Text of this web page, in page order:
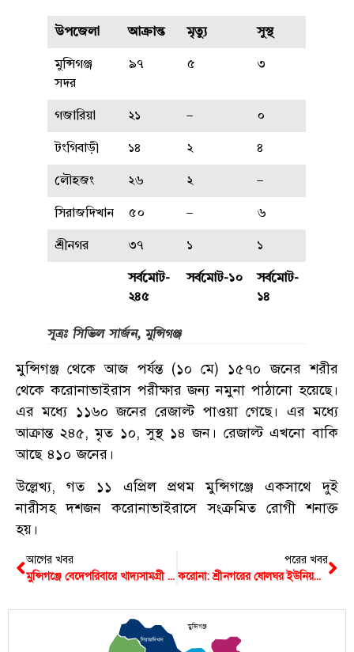
উপজেলা আক্রান্ত মৃত্যু সুস্থ
মুন্সিগঞ্জ
সদর
৯৭ ৫ ৩
গজারিয়া ২১ – ০
টংগিবাড়ী ১৪ ২ ৪
লৌহজং ২৬ ২ –
সিরাজদিখান ৫০ – ৬
শ্রীনগর ৩৭ ১ ১
সর্বমোট-
২৪৫
সর্বমোট-১০
সর্বমোট-
১৪
সূত্রঃ সিভিল সার্জন, মুন্সিগঞ্জ
মুন্সিগঞ্জ থেকে আজ পর্যন্ত (১০ মে) ১৫৭০ জনের শরীর
থেকে করোনাভাইরাস পরীক্ষার জন্য নমুনা পাঠানো হয়েছে।
এর মধ্যে ১১৬০ জনের রেজাল্ট পাওয়া গেছে। এর মধ্যে
আক্রান্ত ২৪৫, মৃত ১০, সুস্থ ১৪ জন। রেজাল্ট এখনো বাকি
আছে ৪১০ জনের।
উল্লেখ্য, গত ১১ এপ্রিল প্রথম মুন্সিগঞ্জে একসাথে দুই
নারীসহ দশজন করোনাভাইরাসে সংক্রমিত রোগী শনাক্ত
হয়।
আগের খবর
মুন্সিগঞ্জে বেদেপরিবারে খাদ্যসামগ্রী বিতরণ
পরের খবর
করোনা: শ্রীনগরের ষোলঘর ইউনিয়নে জিআর চাল বিতরণ
সিরাজদিখান
মুন্সিগঞ্জ